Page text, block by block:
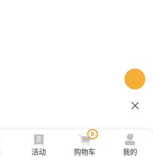
活动
0
购物车 我的